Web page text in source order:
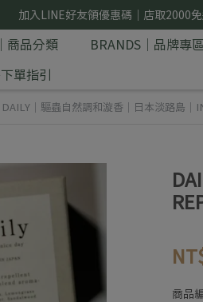
加入LINE好友領優惠碼｜店取2000
商品分類 BRANDS｜品牌專區
單指引
DAILY｜驅蟲自然調和漩香｜日本淡路島｜
商品